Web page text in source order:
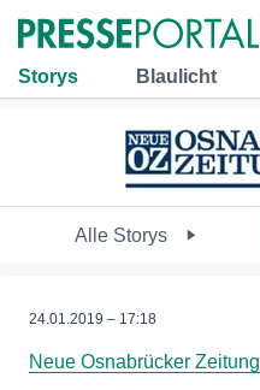
Storys Blaulicht
Alle Storys
24.01.2019 – 17:18
Neue Osnabrücker Zeitung